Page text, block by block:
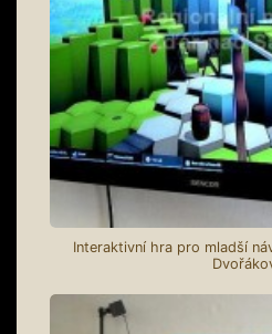
Interaktivní hra pro mladší